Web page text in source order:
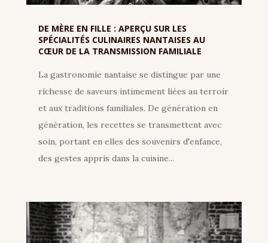
DE MÈRE EN FILLE : APERÇU SUR LES
SPÉCIALITÉS CULINAIRES NANTAISES AU
CŒUR DE LA TRANSMISSION FAMILIALE
La gastronomie nantaise se distingue par une
richesse de saveurs intimement liées au terroir
et aux traditions familiales. De génération en
génération, les recettes se transmettent avec
soin, portant en elles des souvenirs d'enfance,
des gestes appris dans la cuisine...